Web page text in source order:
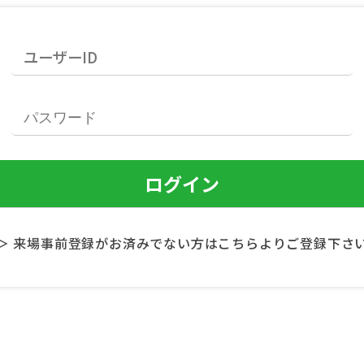
来場事前登録がお済みでない方はこちらよりご登録下さ